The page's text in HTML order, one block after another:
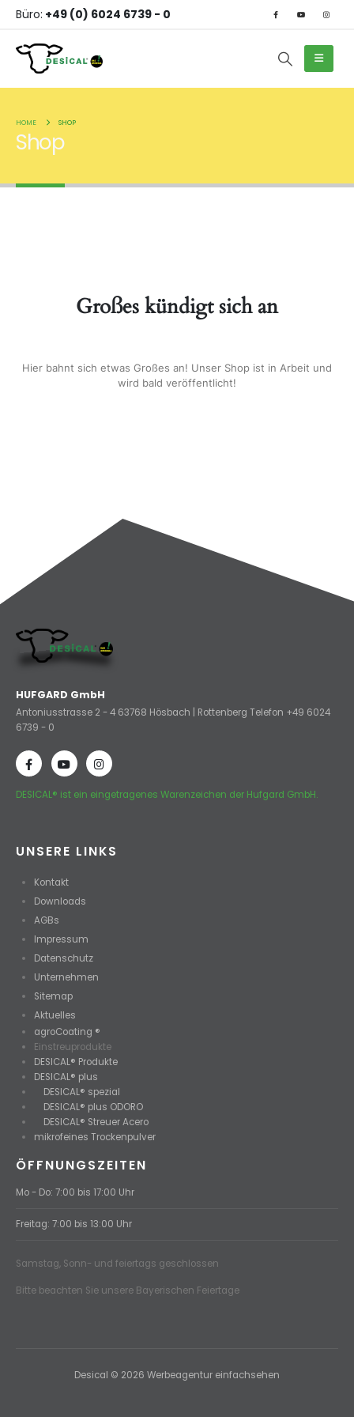
Büro: +49 (0) 6024 6739 - 0
HOME SHOP
Shop
Großes kündigt sich an
Hier bahnt sich etwas Großes an! Unser Shop ist in Arbeit und
wird bald veröffentlicht!
HUFGARD GmbH
Antoniusstrasse 2 - 4 63768 Hösbach | Rottenberg Telefon +49 6024
6739 - 0
DESICAL® ist ein eingetragenes Warenzeichen der Hufgard GmbH.
UNSERE LINKS
Kontakt
Downloads
AGBs
Impressum
Datenschutz
Unternehmen
Sitemap
Aktuelles
agroCoating ®
Einstreuprodukte
DESICAL® Produkte
DESICAL® plus
DESICAL® spezial
DESICAL® plus ODORO
DESICAL® Streuer Acero
mikrofeines Trockenpulver
ÖFFNUNGSZEITEN
Mo - Do: 7:00 bis 17:00 Uhr
Freitag: 7:00 bis 13:00 Uhr
Samstag, Sonn- und feiertags geschlossen
Bitte beachten Sie unsere Bayerischen Feiertage
Desical © 2026 Werbeagentur einfachsehen